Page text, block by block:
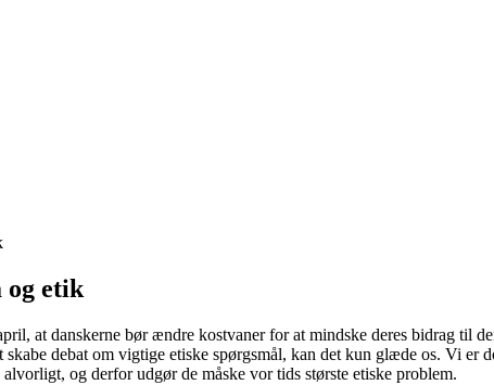
etik
at danskerne bør ændre kostvaner for at mindske deres bidrag til
debat om vigtige etiske spørgsmål, kan det kun glæde os. Vi
og derfor udgør de måske vor tids største etiske problem.